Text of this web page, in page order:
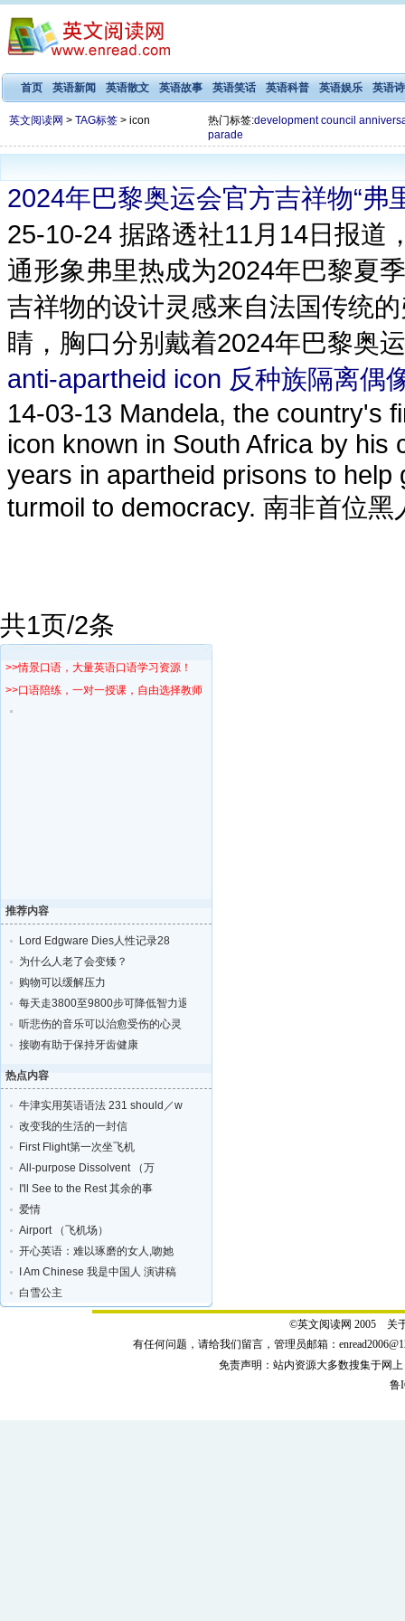
首页 英语新闻 英语散文 英语故事 英语笑话 英语科普 英语娱乐 英语
英文阅读网 > TAG标签 > icon 热门标签:development council
parade
2024年巴黎奥运会官方吉祥物“弗
25-10-24 据路透社11月14日报道
通形象弗里热成为2024年巴黎夏
吉祥物的设计灵感来自法国传统
睛，胸口分别戴着2024年巴黎奥
anti-apartheid icon 反种族隔离偶
14-03-13 Mandela, the country's
icon known in South Africa by his
years in apartheid prisons to
turmoil to democracy. 南非首位黑
共1页/2条
>>情景口语，大量英语口语学习资源！
>>口语陪练，一对一授课，自由选择教师！
推荐内容
Lord Edgware Dies人性记录28
为什么人老了会变矮？
购物可以缓解压力
每天走3800至9800步可降低智力退化的风险
听悲伤的音乐可以治愈受伤的心灵
接吻有助于保持牙齿健康
热点内容
牛津实用英语语法 231 should／w
改变我的生活的一封信
First Flight第一次坐飞机
All-purpose Dissolvent （万
I'll See to the Rest 其余的事
爱情
Airport （飞机场）
开心英语：难以琢磨的女人,吻她
I Am Chinese 我是中国人 演讲稿
白雪公主